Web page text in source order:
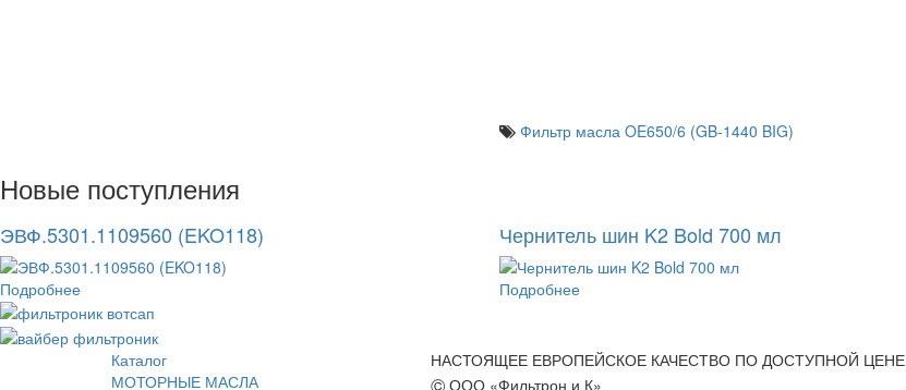
Фильтр масла OE650/6 (GB-1440 BIG)
Новые поступления
ЭВФ.5301.1109560 (EKO118)
Подробнее
Чернитель шин K2 Bold 700 мл
Подробнее
Каталог
МОТОРНЫЕ МАСЛА
НАСТОЯЩЕЕ ЕВРОПЕЙСКОЕ КАЧЕСТВО ПО ДОСТУПНОЙ ЦЕНЕ
© ООО «Фильтрон и К»